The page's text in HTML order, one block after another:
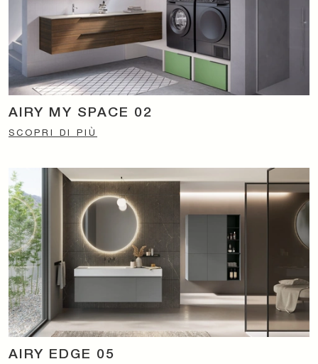
AIRY MY SPACE 02
SCOPRI DI PIÙ
AIRY EDGE 05